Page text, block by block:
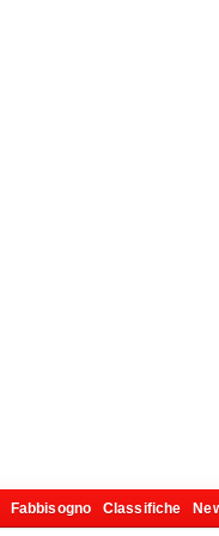
Fabbisogno Classifiche